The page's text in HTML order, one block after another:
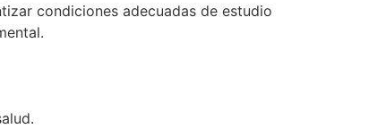
condiciones adecuadas de estudio